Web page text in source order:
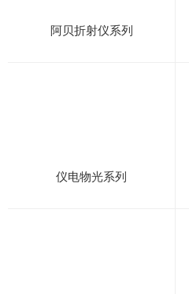
阿贝折射仪系列
仪电物光系列